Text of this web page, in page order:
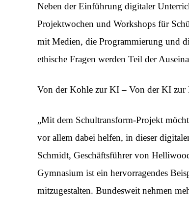
Neben der Einführung digitaler
Projektwochen und Workshops für
mit Medien, die Programmierung und
ethische Fragen werden Teil der
Von der Kohle zur KI – Von der KI zur
„Mit dem Schultransform-Projekt
vor allem dabei helfen, in dieser
Schmidt, Geschäftsführer von
Gymnasium ist ein hervorragendes
mitzugestalten. Bundesweit nehmen